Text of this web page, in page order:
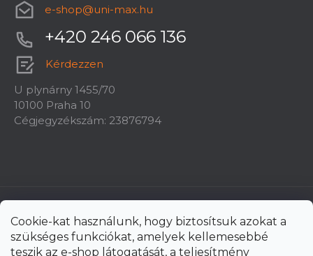
Cookie-kat használunk, hogy biztosítsuk azokat a
szükséges funkciókat, amelyek kellemesebbé
teszik az e-shop látogatását, a teljesítmény
e-shop@uni-max.hu
+420 246 066 136
Kérdezzen
U plynárny 1455/70
10100 Praha 10
Cégjegyzékszám: 23876794